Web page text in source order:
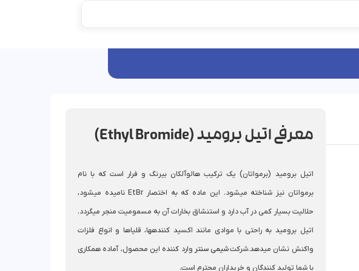
معرفی اتیل برومید (Ethyl Bromide)
اتیل برومید (برمواتان) یک ترکیب هالوآلکان بیرنگ و فرار است که با نام
برمواتان نیز شناخته میشود. این ماده که به اختصار EtBr نامیده میشود،
حلالیت بسیار کمی در آب دارد و استنشاق بخارات آن به مسمومیت منجر میگردد.
اتیل برومید به راحتی با موادی مانند اکسید کنندهها، قلیاها و انواع فلزات
واکنش نشان میدهد.شرکتشیمی سنتر وارد کننده این محصول، آماده همکاری
با شما تولید کنندگان و خریداران محترم است.